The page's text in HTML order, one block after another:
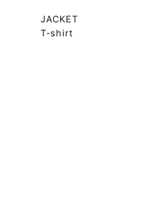
JACKET
T-shirt